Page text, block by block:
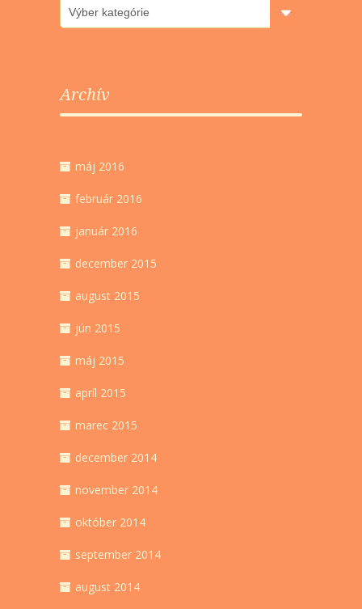
Archív
máj 2016
február 2016
január 2016
december 2015
august 2015
jún 2015
máj 2015
apríl 2015
marec 2015
december 2014
november 2014
október 2014
september 2014
august 2014